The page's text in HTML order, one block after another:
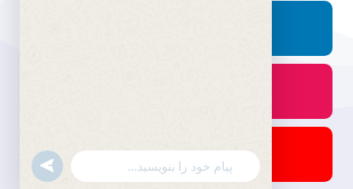
WhatsApp
undefined